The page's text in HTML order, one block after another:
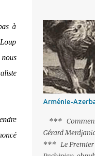
à
monde
une partie de
les putschistes
blesse, c’est sur
président
réalisation du
Arménie-
***
Gérard
*** Le Premier